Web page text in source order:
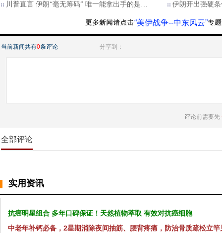
川普直言 伊朗“毫无筹码” 唯一能拿出手的是…
伊朗开出强硬
“美伊战争--中东风云”
当前新闻共有0条评论 分享到：
评论前需要先
全部评论
实用资讯
抗癌明星组合 多年口碑保证！天然植物萃取 有效对抗癌细胞
中老年补钙必备，2星期消除夜间抽筋、腰背疼痛，防治骨质疏松立竿